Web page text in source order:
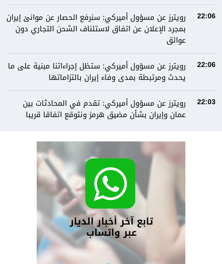
22:06
رويترز عن مسؤول أميركي: سنرفع الحصار عن موانئ إيران
بمجرد الإعلان عن اتفاق لاستئناف الشحن التجاري دون
عوائق
22:06
رويترز عن مسؤول أميركي: ستظل إجراءاتنا مبنية على ما
يحدث ومرتبطة بمدى وفاء إيران بالتزاماتها
22:03
رويترز عن مسؤول أميركي: تقدم في المحادثات بين
عمان وإيران بشأن مضيق هرمز ونتوقع اتفاقا قريبا